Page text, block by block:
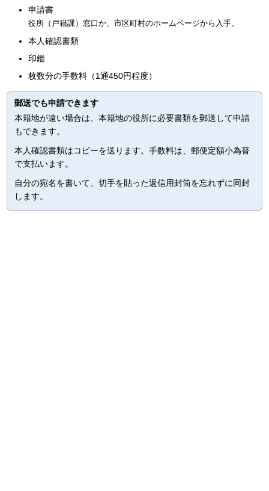
申請書
役所（戸籍課）窓口か、市区町村のホームページから入手。
本人確認書類
印鑑
枚数分の手数料（1通450円程度）
郵送でも申請できます
本籍地が遠い場合は、本籍地の役所に必要書類を郵送して申請
もできます。
本人確認書類はコピーを送ります。手数料は、郵便定額小為替
で支払います。
自分の宛名を書いて、切手を貼った返信用封筒を忘れずに同封
します。